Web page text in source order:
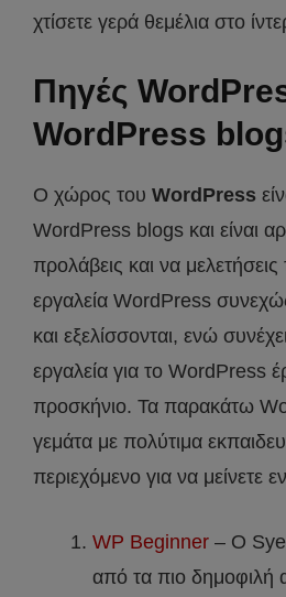
χτίσετε γερά θεμέλια στο
Πηγές
WordPress
Ο χώρος του WordPress
WordPress blogs και είναι
προλάβεις και να
εργαλεία WordPress
και εξελίσσονται, ενώ
εργαλεία για το WordPress
προσκήνιο. Τα παρακάτω
γεμάτα με πολύτιμα
περιεχόμενο για να μείνετε
WP Beginner – Ο
από τα πιο δημοφιλή